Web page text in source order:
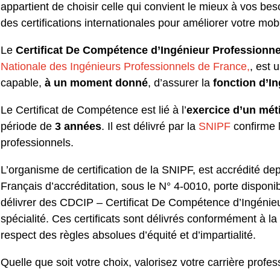
appartient de choisir celle qui convient le mieux à vos
des certifications internationales pour améliorer votre
Le Certificat De Compétence d’Ingénieur
Nationale des Ingénieurs Professionnels de France,, est
capable, à un moment donné, d’assurer la fonction
Le Certificat de Compétence est lié à l’exercice d’un
période de 3 années. Il est délivré par la SNIPFconfirme
professionnels.
L’organisme de certification de la SNIPF, est accrédité
Français d’accréditation, sous le N° 4-0010, porte
délivrer des CDCIP – Certificat De Compétence
spécialité. Ces certificats sont délivrés conformément à
respect des règles absolues d’équité et d’impartialité.
Quelle que soit votre choix, valorisez votre carrière